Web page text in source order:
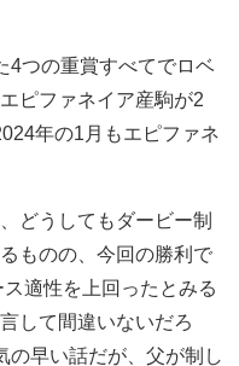
4つの重賞すべてでロベ
ピファネイア産駒が2
年の1月もエピファネ
どうしてもダービー制
ものの、今回の勝利で
適性を上回ったとみる
して間違いないだろ
早い話だが、父が制し